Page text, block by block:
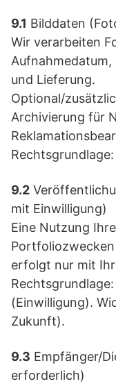
9.1 Bilddaten
Wir verarbeiten
und Lieferung.
Optional/
Archivierung für
9.2
mit Einwilligung)
Eine Nutzung
erfolgt nur mit
(Einwilligung).
Zukunft).
9.3 Empfänger/
erforderlich)